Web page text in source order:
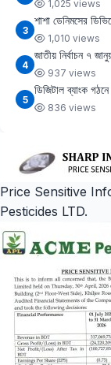
1,025 views
3
শাশা ডেনিমসের
1,010 views
4
জাতীয় নির্বাচন ৭
937 views
5
ডিজিটাল ব্যাংক
836 views
Price Sensitive
Pesticides LTD.